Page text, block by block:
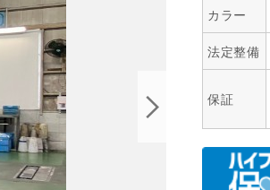
カラー
法定整備
保証